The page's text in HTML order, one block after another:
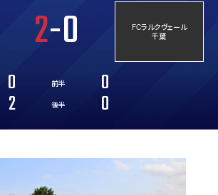
2-0
FCラルクヴェール
千葉
0 前半 0
2 後半 0